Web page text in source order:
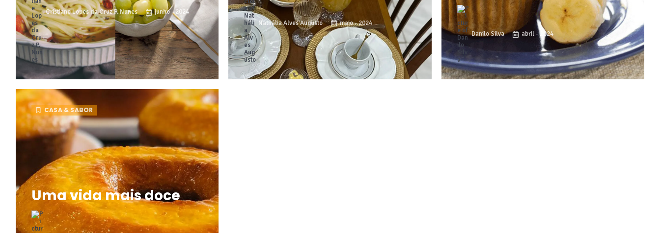
Cristiane Lopes da Cruz P. Nunes junho - 2024
Nathália Alves Augusto maio - 2024
Danilo Silva abril - 2024
CASA & SABOR
Uma vida mais doce